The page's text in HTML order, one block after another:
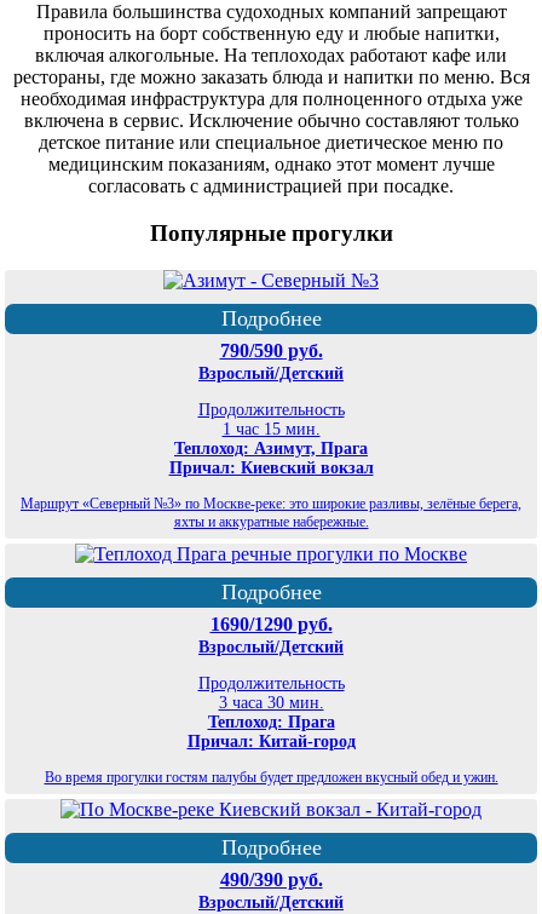
Правила большинства судоходных компаний запрещают
проносить на борт собственную еду и любые напитки,
включая алкогольные. На теплоходах работают кафе или
рестораны, где можно заказать блюда и напитки по меню. Вся
необходимая инфраструктура для полноценного отдыха уже
включена в сервис. Исключение обычно составляют только
детское питание или специальное диетическое меню по
медицинским показаниям, однако этот момент лучше
согласовать с администрацией при посадке.
Популярные прогулки
Подробнее
790/590 руб.
Взрослый/Детский
Продолжительность
1 час 15 мин.
Теплоход: Азимут, Прага
Причал: Киевский вокзал
Маршрут «Северный №3» по Москве-реке: это широкие разливы, зелёные берега,
яхты и аккуратные набережные.
Подробнее
1690/1290 руб.
Взрослый/Детский
Продолжительность
3 часа 30 мин.
Теплоход: Прага
Причал: Китай-город
Во время прогулки гостям палубы будет предложен вкусный обед и ужин.
Подробнее
490/390 руб.
Взрослый/Детский